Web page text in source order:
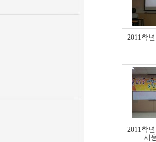
2011학
2011학
시